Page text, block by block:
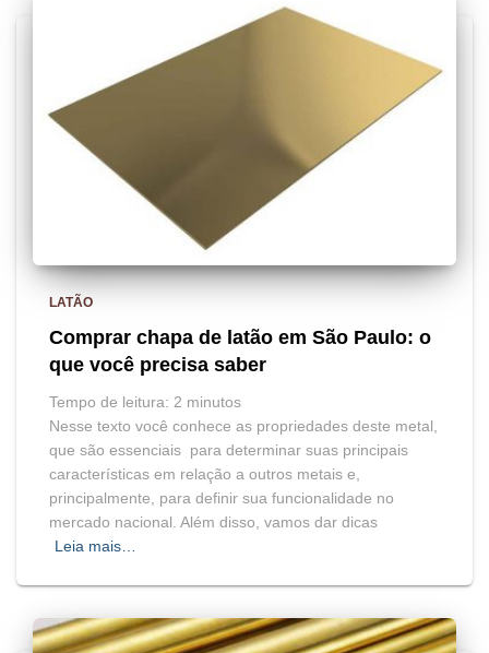
LATÃO
Comprar chapa de latão em São Paulo: o
que você precisa saber
Tempo de leitura: 2 minutos
Nesse texto você conhece as propriedades deste metal,
que são essenciais para determinar suas principais
características em relação a outros metais e,
principalmente, para definir sua funcionalidade no
mercado nacional. Além disso, vamos dar dicas
Leia mais…